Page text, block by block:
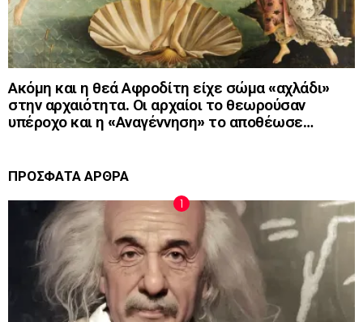
Ακόμη και η θεά Αφροδίτη είχε σώμα «αχλάδι»
στην αρχαιότητα. Οι αρχαίοι το θεωρούσαν
υπέροχο και η «Αναγέννηση» το αποθέωσε…
ΠΡΟΣΦΑΤΑ ΑΡΘΡΑ